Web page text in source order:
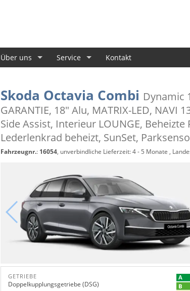
Über uns Service Kontakt
Skoda Octavia Combi Dynamic
GARANTIE, 18" Alu, MATRIX-LED, NAVI
Side Assist, Interieur LOUNGE,
Lederlenkrad beheizt, SunSet,
Fahrzeugnr.: 16054, unverbindliche Lieferzeit: 4 - 5 Monate ,
GETRIEBE
Doppelkupplungsgetriebe (DSG)